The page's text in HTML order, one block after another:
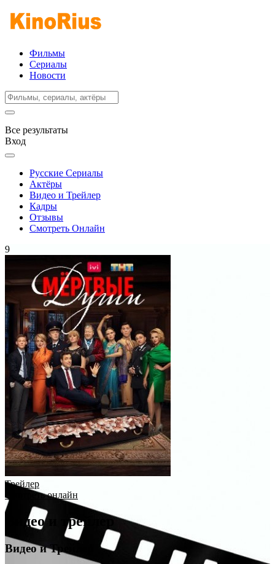
Фильмы
Сериалы
Новости
Все результаты
Вход
Русские Сериалы
Актёры
Видео и Трейлер
Кадры
Отзывы
Смотреть Онлайн
9
Трейлер
Смотреть онлайн
Видео и трейлер
Видео и Трейлер